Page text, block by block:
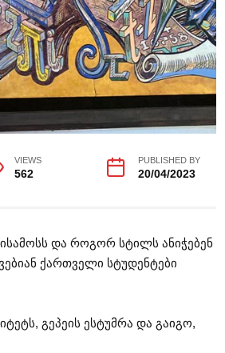
VIEWS
562
PUBLISHED BY
20/04/2023
და როგორ სტილს ანიჭებენ
ქართველი სტუდენტები
გეპეის ესტუმრა და გაიგო,